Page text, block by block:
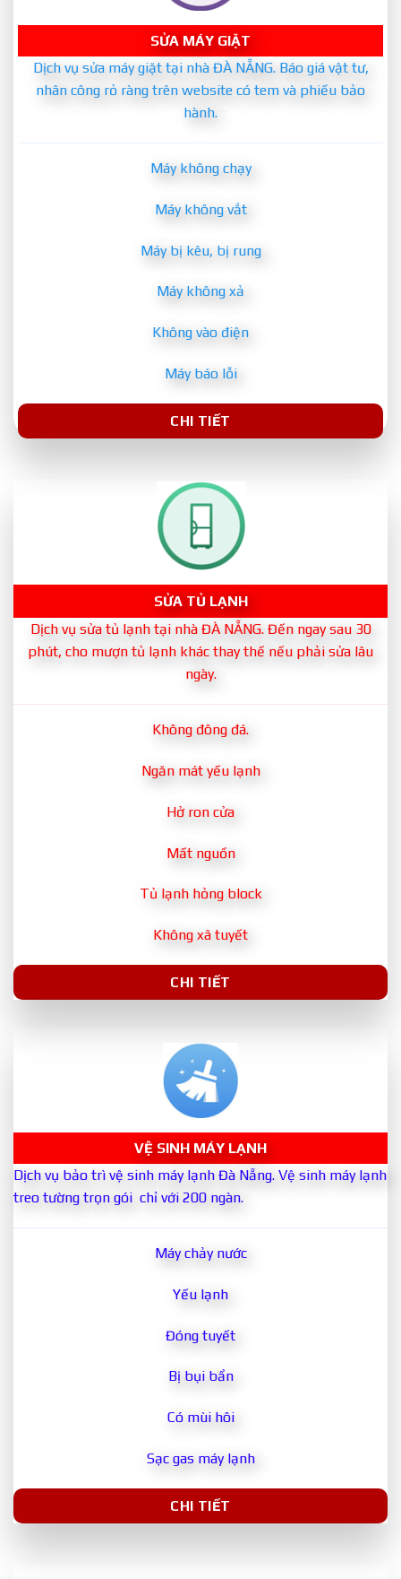
SỬA MÁY GIẶT
Dịch vụ sửa máy giặt tại nhà ĐÀ NẴNG. Báo giá vật tư,
nhân công rỏ ràng trên website có tem và phiếu bảo
hành.
Máy không chạy
Máy không vắt
Máy bị kêu, bị rung
Máy không xả
Không vào điện
Máy báo lỗi
CHI TIẾT
SỬA TỦ LẠNH
Dịch vụ sửa tủ lạnh tại nhà ĐÀ NẴNG. Đến ngay sau 30
phút, cho mượn tủ lạnh khác thay thế nếu phải sửa lâu
ngày.
Không đông đá.
Ngăn mát yếu lạnh
Hở ron cửa
Mất nguồn
Tủ lạnh hỏng block
Không xã tuyết
CHI TIẾT
VỆ SINH MÁY LẠNH
Dịch vụ bảo trì vệ sinh máy lạnh Đà Nẵng. Vệ sinh máy lạnh
treo tường trọn gói chỉ với 200 ngàn.
Máy chảy nước
Yếu lạnh
Đóng tuyết
Bị bụi bẩn
Có mùi hôi
Sạc gas máy lạnh
CHI TIẾT